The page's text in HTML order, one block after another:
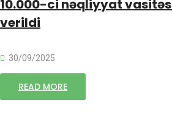
10.000-ci nəqliyyat
verildi
30/09/2025
READ MORE